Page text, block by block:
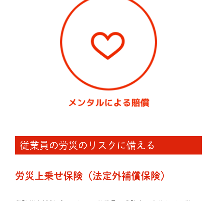
従業員の労災のリスクに備える
労災上乗せ保険（法定外補償保険）